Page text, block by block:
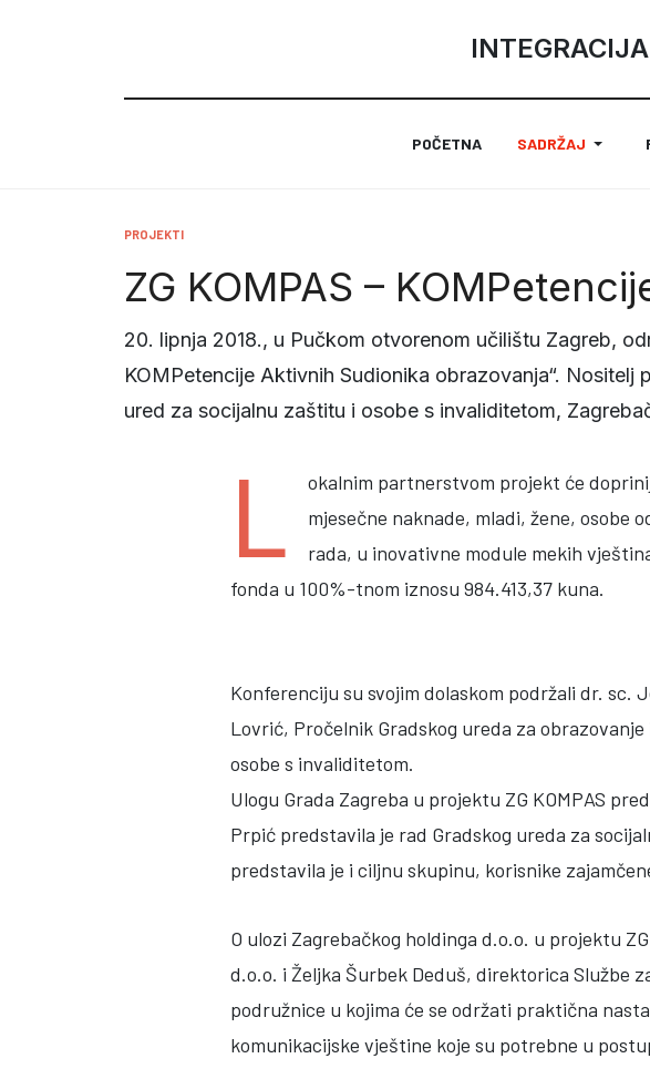
POČETNA SADRŽAJ
PROJEKTI
ZG KOMPAS –
20. lipnja 2018., u Pučkom otvorenom učilištu Zagreb,
KOMPetencije Aktivnih Sudionika obrazovanja“.
ured za socijalnu zaštitu i osobe s invaliditetom,
L
okalnim partnerstvom projekt će
mjesečne naknade, mladi, žene, osobe
rada, u inovativne module mekih
fonda u 100%-tnom iznosu 984.413,37 kuna.
Konferenciju su svojim dolaskom podržali dr. sc.
Lovrić, Pročelnik Gradskog ureda za
osobe s invaliditetom.
Ulogu Grada Zagreba u projektu ZG KOMPAS
Prpić predstavila je rad Gradskog ureda za
predstavila je i ciljnu skupinu, korisnike
O ulozi Zagrebačkog holdinga d.o.o. u projektu
d.o.o. i Željka Šurbek Deduš, direktorica Službe
podružnice u kojima će se održati praktična
komunikacijske vještine koje su potrebne u